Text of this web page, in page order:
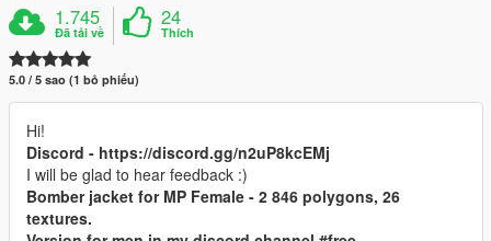
1.745
Đã tải về
24
Thích
5.0 / 5 sao (1 bỏ phiếu)
Hi!
Discord - https://discord.gg/n2uP8kcEMj
I will be glad to hear feedback :)
Bomber jacket for MP Female - 2 846 polygons, 26
textures.